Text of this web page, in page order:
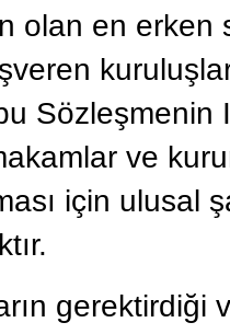
olan en erken
Sözleşmenin
ve
için ulusal
gerektirdiği